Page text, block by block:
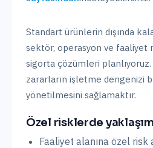
Standart ürünlerin dışında
sektör, operasyon ve faaliyet
sigorta çözümleri
zararların işletme dengenizi
yönetilmesini sağlamaktır.
Özel risklerde
Faaliyet alanına özel risk